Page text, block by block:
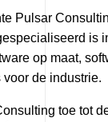
Pulsar
is
op maat,
de industrie.
toe tot